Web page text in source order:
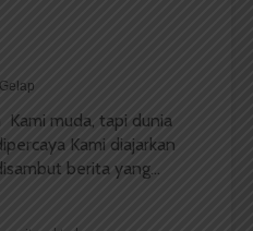
Kami muda, tapi dunia
Kami diajarkan
berita yang...